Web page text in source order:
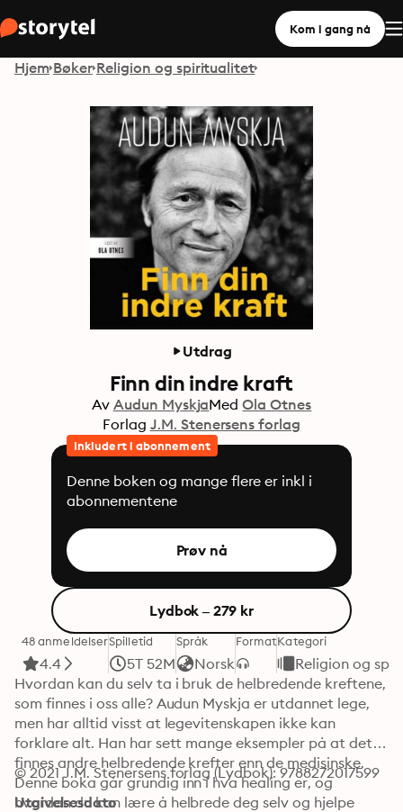
Kom i gang nå
Hjem Bøker Religion og spiritualitet
Utdrag
Finn din indre kraft
Av Audun MyskjaMed Ola Otnes
Forlag J.M. Stenersens forlag
Inkludert i abonnement
Denne boken og mange flere er inkl i
abonnementene
Prøv nå
Lydbok – 279 kr
48 anmeldelser
4.4
Spilletid
5T 52M
Språk
Norsk
FormatKategori
Religion og
Hvordan kan du selv ta i bruk de helbredende kreftene,
som finnes i oss alle? Audun Myskja er utdannet lege,
men har alltid visst at legevitenskapen ikke kan
forklare alt. Han har sett mange eksempler på at det
finnes andre helbredende krefter enn de medisinske.
Denne boka går grundig inn i hva healing er, og
hvordan du kan lære å helbrede deg selv og hjelpe
© 2021 J.M. Stenersens forlag (Lydbok): 9788272017599
Utgivelsesdato